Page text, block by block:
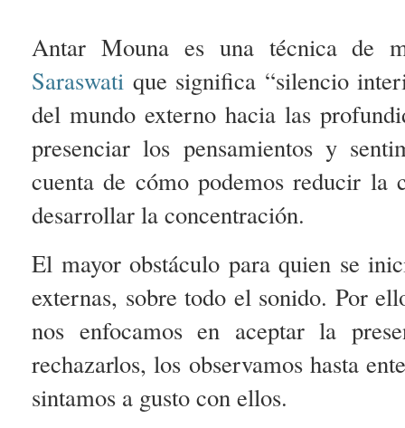
Antar Mouna es una técnica de
Saraswati que significa “silencio
del mundo externo hacia las
presenciar los pensamientos y
cuenta de cómo podemos reducir la
desarrollar la concentración.
El mayor obstáculo para quien se
externas, sobre todo el sonido. Por
nos enfocamos en aceptar la
rechazarlos, los observamos hasta
sintamos a gusto con ellos.